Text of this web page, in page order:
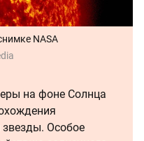
NASA
на фоне Солнца
Особое